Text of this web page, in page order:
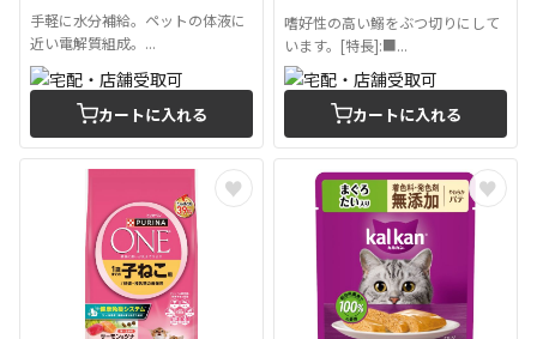
手軽に水分補給。ペットの体液に
近い電解質組成。...
カートに入れる
嗜好性の高い鰯をぶつ切りにして
います。[特長]:■...
カートに入れる